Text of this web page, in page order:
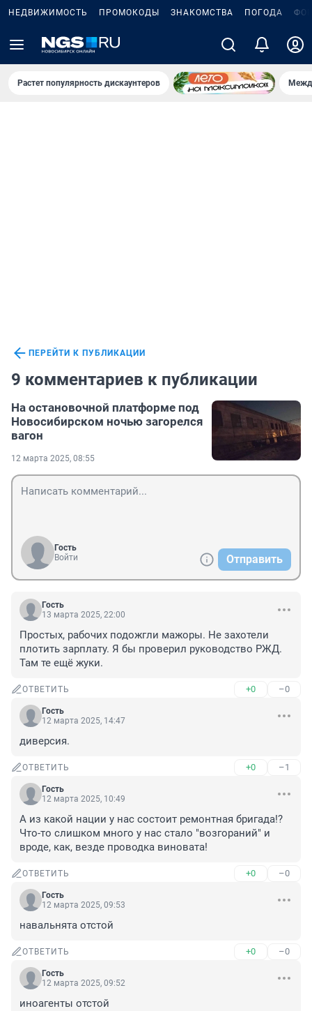
НЕДВИЖИМОСТЬ ПРОМОКОДЫ ЗНАКОМСТВА ПОГОДА
Растет популярность дискаунтеров
ПЕРЕЙТИ К ПУБЛИКАЦИИ
9 комментариев к публикации
На остановочной платформе под
Новосибирском ночью загорелся
вагон
12 марта 2025, 08:55
Гость
Войти
Отправить
Гость
13 марта 2025, 22:00
Простых, рабочих подожгли мажоры. Не захотели
плотить зарплату. Я бы проверил руководство РЖД.
Там те ещё жуки.
ОТВЕТИТЬ +0 –0
Гость
12 марта 2025, 14:47
диверсия.
ОТВЕТИТЬ +0 –1
Гость
12 марта 2025, 10:49
А из какой нации у нас состоит ремонтная бригада!?
Что-то слишком много у нас стало "возгораний" и
вроде, как, везде проводка виновата!
ОТВЕТИТЬ +0 –0
Гость
12 марта 2025, 09:53
навальнята отстой
ОТВЕТИТЬ +0 –0
Гость
12 марта 2025, 09:52
иноагенты отстой